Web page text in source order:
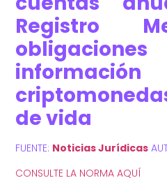
Registro
de vida
FUENTE: Noticias Jurídicas
CONSULTE LA NORMA AQUÍ